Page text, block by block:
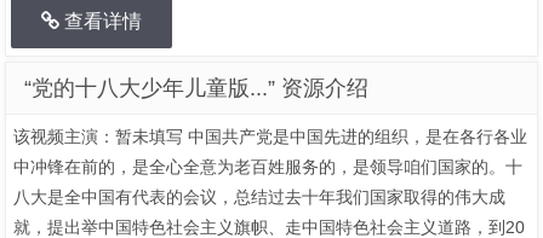
查看详情
“党的十八大少年儿童版...” 资源介绍
该视频主演：暂未填写 中国共产党是中国先进的组织，是在各行各业
中冲锋在前的，是全心全意为老百姓服务的，是领导咱们国家的。十
八大是全中国有代表的会议，总结过去十年我们国家取得的伟大成
就，提出举中国特色社会主义旗帜、走中国特色社会主义道路，到20